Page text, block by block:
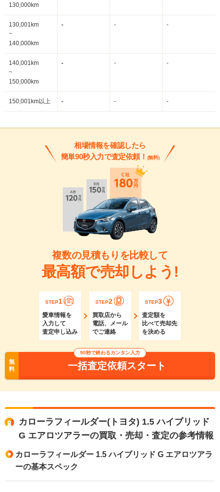
130,000km
130,001km
~
140,000km
- - -
140,001km
~
150,000km
- - -
150,001km以上 - - -
相場情報を確認したら
簡単90秒入力で査定依頼！ (無料)
複数の見積もりを比較して
最高額で売却しよう!
STEP1
愛車情報を
入力して
査定申し込み
STEP2
買取店から
電話、メール
でご連絡
STEP3
査定額を
比べて売却先
を決める
無
料
90秒で終わるカンタン入力
一括査定依頼スタート
カローラフィールダー(トヨタ) 1.5 ハイブリッド
G エアロツアラーの買取・売却・査定の参考情報
カローラフィールダー 1.5 ハイブリッド G エアロツアラ
ーの基本スペック